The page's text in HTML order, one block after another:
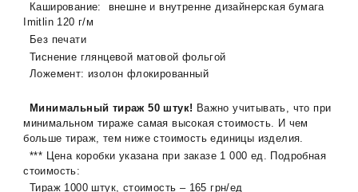
Каширование: внешне и внутренне дизайнерская бумага
Imitlin 120 г/м
Без печати
Тиснение глянцевой матовой фольгой
Ложемент: изолон флокированный
Минимальный тираж 50 штук! Важно учитывать, что при
минимальном тираже самая высокая стоимость. И чем
больше тираж, тем ниже стоимость единицы изделия.
*** Цена коробки указана при заказе 1 000 ед. Подробная
стоимость:
Тираж 1000 штук, стоимость – 165 грн/ед